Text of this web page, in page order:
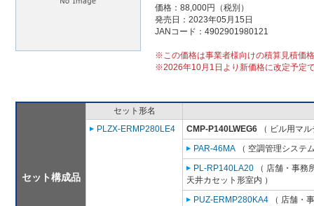
価格：88,000円（税別）
発売日：2023年05月15日
JANコード：4902901980121
※この価格は事業者様向けの積算見積価
※2026年10月1日より新価格に改定予定
セット構成品
セット形名
PLZX-ERMP280LE4
CMP-P140LWEG6 （ ビル用マ
PAR-46MA （ 空調管理システ
PL-RP140LA20 （ 店舗・事務
天井カセット形室内 ）
PUZ-ERMP280KA4 （ 店舗・